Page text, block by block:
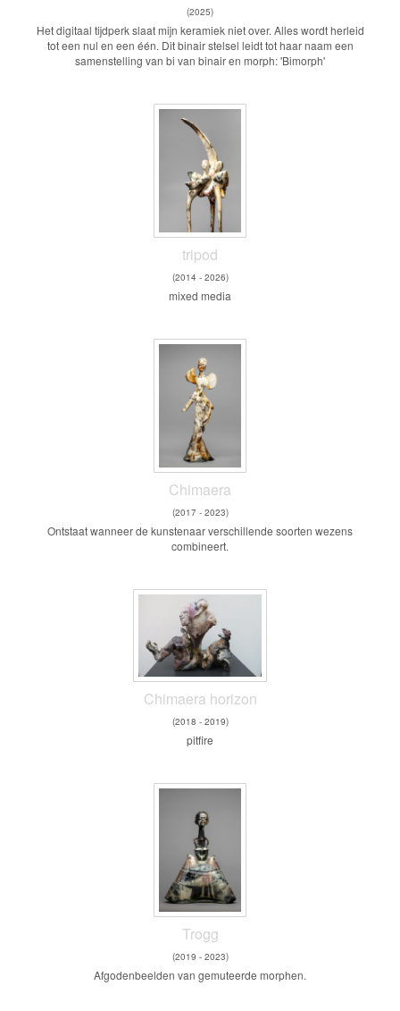
(2025)
Het digitaal tijdperk slaat mijn keramiek niet over. Alles wordt herleid
tot een nul en een één. Dit binair stelsel leidt tot haar naam een
samenstelling van bi van binair en morph: 'Bimorph'
tripod
(2014 - 2026)
mixed media
Chimaera
(2017 - 2023)
Ontstaat wanneer de kunstenaar verschillende soorten wezens
combineert.
Chimaera horizon
(2018 - 2019)
pitfire
Trogg
(2019 - 2023)
Afgodenbeelden van gemuteerde morphen.